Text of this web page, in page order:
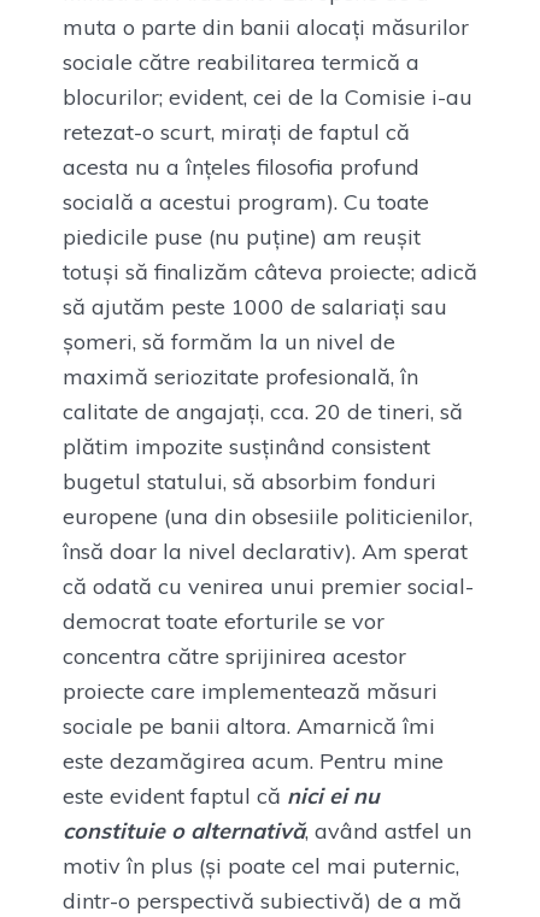
muta o parte din banii alocați măsurilor
sociale către reabilitarea termică a
blocurilor; evident, cei de la Comisie i-au
retezat-o scurt, mirați de faptul că
acesta nu a înțeles filosofia profund
socială a acestui program). Cu toate
piedicile puse (nu puține) am reușit
totuși să finalizăm câteva proiecte; adică
să ajutăm peste 1000 de salariați sau
șomeri, să formăm la un nivel de
maximă seriozitate profesională, în
calitate de angajați, cca. 20 de tineri, să
plătim impozite susținând consistent
bugetul statului, să absorbim fonduri
europene (una din obsesiile politicienilor,
însă doar la nivel declarativ). Am sperat
că odată cu venirea unui premier social-
democrat toate eforturile se vor
concentra către sprijinirea acestor
proiecte care implementează măsuri
sociale pe banii altora. Amarnică îmi
este dezamăgirea acum. Pentru mine
este evident faptul că nici ei nu
constituie o alternativă, având astfel un
motiv în plus (și poate cel mai puternic,
dintr-o perspectivă subiectivă) de a mă